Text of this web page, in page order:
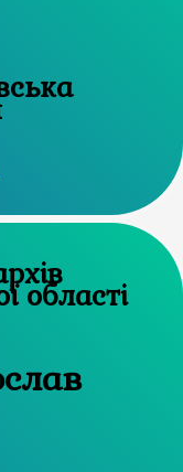
області